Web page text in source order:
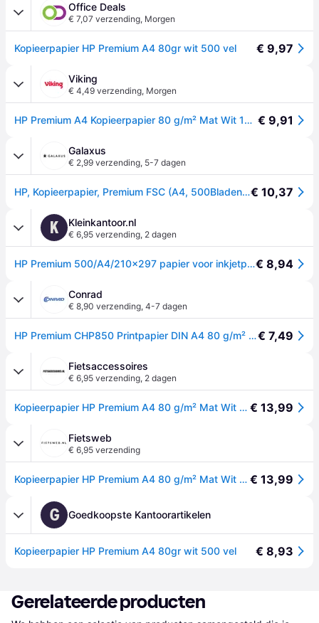
Office Deals
€ 7,07 verzending, Morgen
Kopieerpapier HP Premium A4 80gr wit 500 vel € 9,97
Viking
€ 4,49 verzending, Morgen
HP Premium A4 Kopieerpapier 80 g/m² Mat Wit 168 CIE 500 Vellen € 9,91
Galaxus
€ 2,99 verzending, 5-7 dagen
HP, Kopieerpapier, Premium FSC (A4, 500Bladen, 80g/m²)€ 10,37
K Kleinkantoor.nl
€ 6,95 verzending, 2 dagen
HP Premium 500/A4/210x297 papier voor inkjetprinter A4 (210x297 mm) 500 vel Wit€ 8,94
Conrad
€ 8,90 verzending, 4-7 dagen
HP Premium CHP850 Printpapier DIN A4 80 g/m² 500 vellen Wit€ 7,49
Fietsaccessoires
€ 6,95 verzending, 2 dagen
Kopieerpapier HP Premium A4 80 g/m² Mat Wit 500 vellen € 13,99
Fietsweb
€ 6,95 verzending
Kopieerpapier HP Premium A4 80 g/m² Mat Wit 500 vellen € 13,99
G Goedkoopste Kantoorartikelen
Kopieerpapier HP Premium A4 80gr wit 500 vel € 8,93
Gerelateerde producten